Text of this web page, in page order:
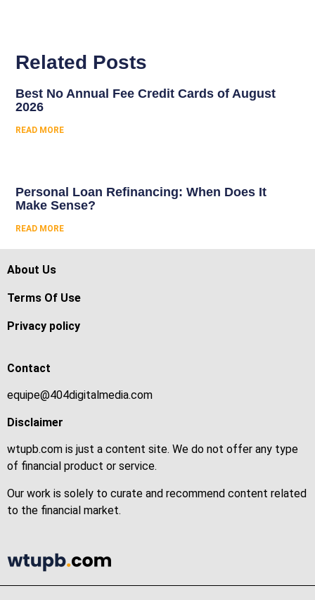
Related Posts
Best No Annual Fee Credit Cards of August
2026
READ MORE
Personal Loan Refinancing: When Does It
Make Sense?
READ MORE
About Us
Terms Of Use
Privacy policy
Contact
equipe@404digitalmedia.com
Disclaimer
wtupb.com is just a content site. We do not offer any type
of financial product or service.
Our work is solely to curate and recommend content related
to the financial market.